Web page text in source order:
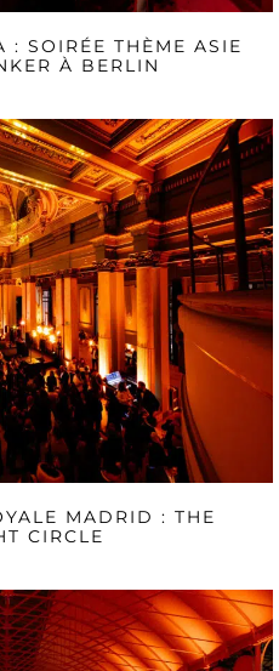
: SOIRÉE THÈME ASIE
À BERLIN
MADRID : THE
CIRCLE